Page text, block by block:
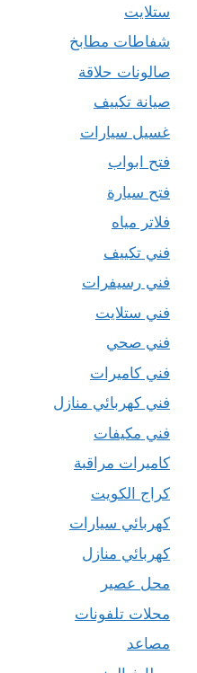
ستلايت
شفاطات مطابخ
صالونات حلاقة
صيانة تكييف
غسيل سيارات
فتح ابواب
فتح سيارة
فلاتر مياه
فني تكييف
فني رسيفرات
فني ستلايت
فني صحي
فني كاميرات
فني كهربائي منازل
فني مكيفات
كاميرات مراقبة
كراج الكويت
كهربائي سيارات
كهربائي منازل
محل عصير
محلات تلفونات
مصاعد